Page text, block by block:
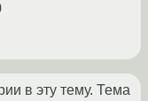
в эту тему. Тема